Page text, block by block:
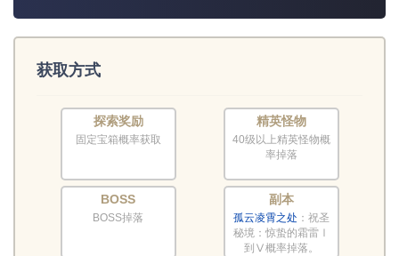
获取方式
探索奖励
固定宝箱概率获取
精英怪物
40级以上精英怪物概
率掉落
BOSS
BOSS掉落
副本
孤云凌霄之处 ：祝圣
秘境：惊蛰的霜雷Ⅰ
到Ⅴ概率掉落。